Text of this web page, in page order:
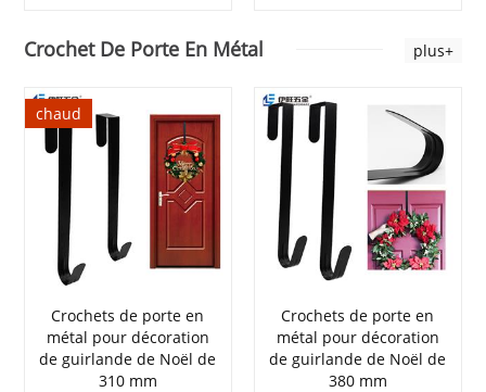
Crochet De Porte En Métal plus+
chaud
Crochets de porte en
métal pour décoration
de guirlande de Noël de
310 mm
Crochets de porte en
métal pour décoration
de guirlande de Noël de
380 mm